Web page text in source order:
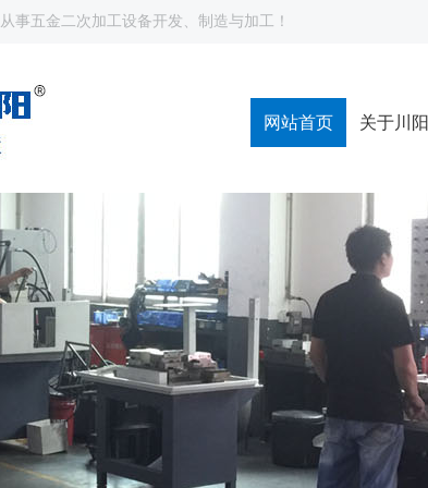
事五金二次加工设备开发、制造与加工！
网站首页 关于川阳